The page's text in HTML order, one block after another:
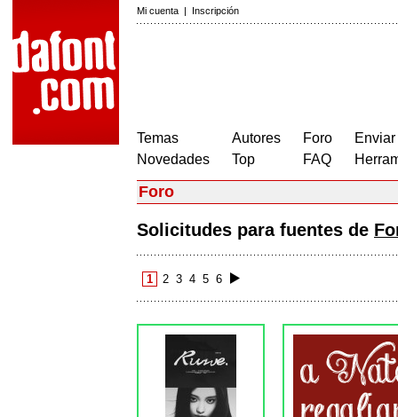
Mi cuenta | Inscripción
Temas
Novedades
Autores
Top
Foro
FAQ
Foro
Solicitudes para fuentes de
1 2 3 4 5 6